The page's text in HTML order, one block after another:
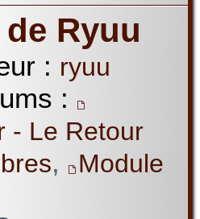
Ryuu
: ryuu
:
- Le Retour
,
Module